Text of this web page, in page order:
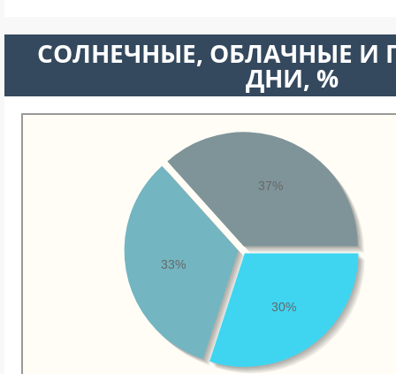
CОЛНЕЧНЫЕ, ОБЛАЧНЫЕ И
ДНИ, %
30%
33%
37%